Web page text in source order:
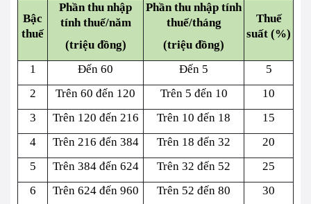
Bậc
thuế
Phần thu nhập
tính thuế/năm
(triệu đồng)
Phần thu nhập tính
thuế/tháng
(triệu đồng)
Thuế
suất (%)
1 Đến 60 Đến 5
5
2
Trên 60 đến 120 Trên 5 đến 10
10
3
Trên 120 đến 216 Trên 10 đến 18
15
4
Trên 216 đến 384 Trên 18 đến 32
20
5
Trên 384 đến 624 Trên 32 đến 52
25
6
Trên 624 đến 960 Trên 52 đến 80
30